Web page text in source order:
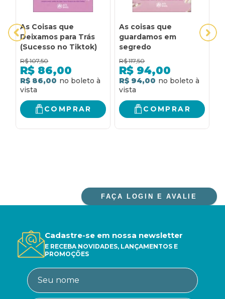
As Coisas que
Deixamos para Trás
(Sucesso no Tiktok)
R$ 107,50
R$ 86,00
R$ 86,00
COMPRAR
As coisas que
guardamos em
segredo
R$ 117,50
R$ 94,00
R$ 94,00
COMPRAR
FAÇA LOGIN E AVALIE
Cadastre-se em nossa newsletter
E RECEBA NOVIDADES, LANÇAMENTOS E
PROMOÇÕES